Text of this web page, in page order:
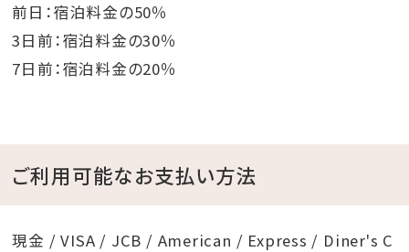
前日：宿泊料金の50％
3日前：宿泊料金の30％
7日前：宿泊料金の20％
ご利用可能なお支払い方法
現金 / VISA / JCB / American / Express / Diner's C